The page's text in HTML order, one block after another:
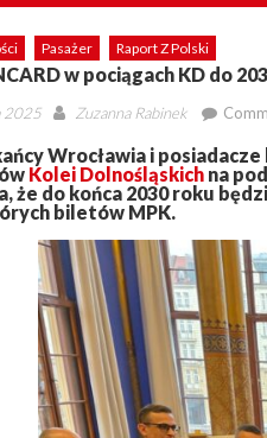
Pasażer Raport Z Polski
w pociągach KD do
2025 Author
Zuzanna Rabinek
Wrocławia i
Kolei Dolnośląskich na
że do końca 2030 roku
biletów MPK.